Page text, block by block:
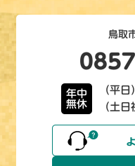
鳥取
年中
無休
（平
（土